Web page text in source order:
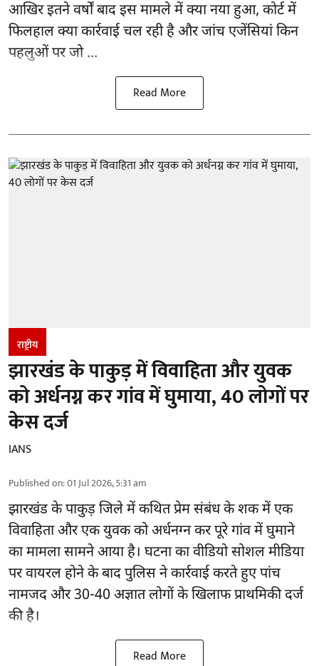
आखिर इतने वर्षों बाद इस मामले में क्या नया हुआ, कोर्ट में
फिलहाल क्या कार्रवाई चल रही है और जांच एजेंसियां किन
पहलुओं पर जो ...
Read More
राष्ट्रीय
झारखंड के पाकुड़ में विवाहिता और युवक
को अर्धनग्न कर गांव में घुमाया, 40 लोगों पर
केस दर्ज
IANS
Published on:01 Jul 2026, 5:31 am
झारखंड के पाकुड़ जिले में कथित प्रेम संबंध के शक में एक
विवाहिता और एक युवक को अर्धनग्न कर पूरे गांव में घुमाने
का मामला सामने आया है। घटना का वीडियो सोशल मीडिया
पर वायरल होने के बाद पुलिस ने कार्रवाई करते हुए पांच
नामजद और 30-40 अज्ञात लोगों के खिलाफ प्राथमिकी दर्ज
की है।
Read More